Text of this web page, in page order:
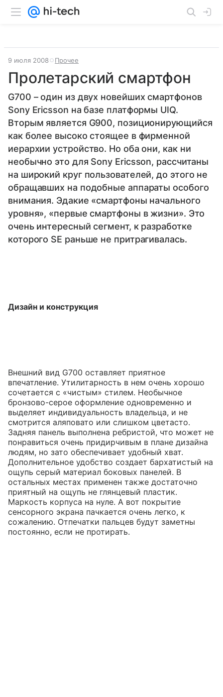
9 июля 2008 Прочее
Пролетарский смартфон
G700 – один из двух новейших смартфонов
Sony Ericsson на базе платформы UIQ.
Вторым является G900, позиционирующийся
как более высоко стоящее в фирменной
иерархии устройство. Но оба они, как ни
необычно это для Sony Ericsson, рассчитаны
на широкий круг пользователей, до этого не
обращавших на подобные аппараты особого
внимания. Эдакие «смартфоны начального
уровня», «первые смартфоны в жизни». Это
очень интересный сегмент, к разработке
которого SE раньше не притрагивалась.
Дизайн и конструкция
Внешний вид G700 оставляет приятное
впечатление. Утилитарность в нем очень хорошо
сочетается с «чистым» стилем. Необычное
бронзово-серое оформление одновременно и
выделяет индивидуальность владельца, и не
смотрится аляповато или слишком цветасто.
Задняя панель выполнена ребристой, что может не
понравиться очень придирчивым в плане дизайна
людям, но зато обеспечивает удобный хват.
Дополнительное удобство создает бархатистый на
ощупь серый материал боковых панелей. В
остальных местах применен также достаточно
приятный на ощупь не глянцевый пластик.
Маркость корпуса на нуле. А вот покрытие
сенсорного экрана пачкается очень легко, к
сожалению. Отпечатки пальцев будут заметны
постоянно, если не протирать.